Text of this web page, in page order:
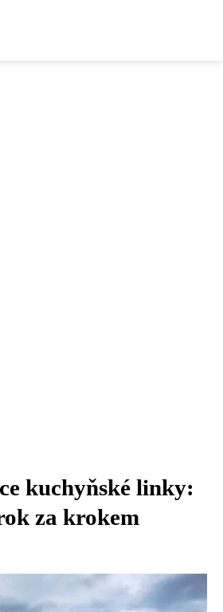
kuchyňské linky:
za krokem